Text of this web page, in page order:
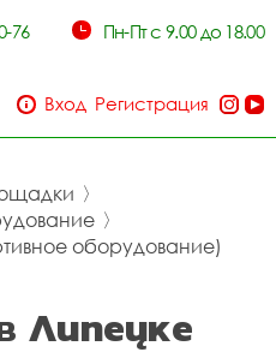
76 Пн-Пт с 9.00 до 18.00
Вход Регистрация
〉
〉
оборудование)
Липецке